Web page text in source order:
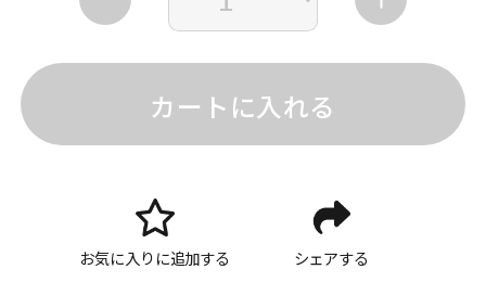
カートに入れる
お気に入りに追加する シェアする